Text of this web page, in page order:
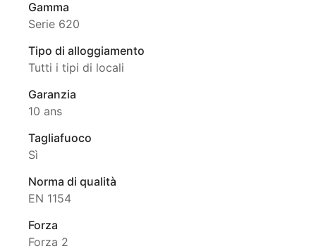
Gamma
Serie 620
Tipo di alloggiamento
Tutti i tipi di locali
Garanzia
10 ans
Tagliafuoco
Sì
Norma di qualità
EN 1154
Forza
Forza 2